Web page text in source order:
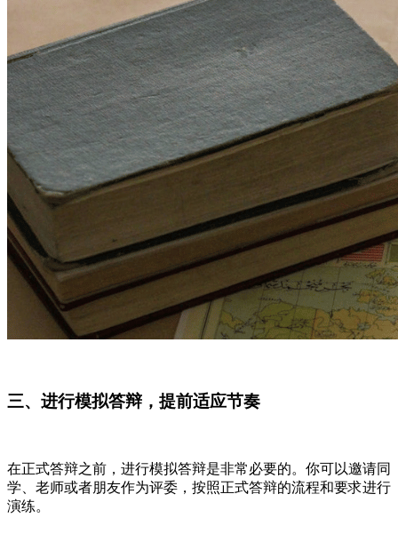
三、进行模拟答辩，提前适应节奏
在正式答辩之前，进行模拟答辩是非常必要的。你可以邀请同
学、老师或者朋友作为评委，按照正式答辩的流程和要求进行
演练。